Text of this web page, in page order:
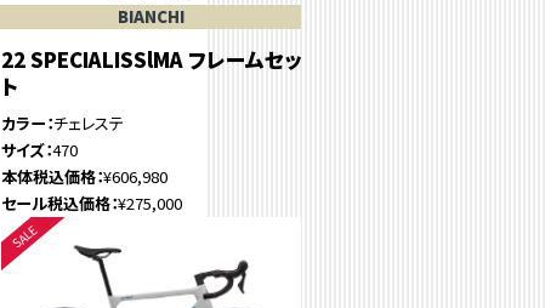
BIANCHI
22 SPECIALISSlMA フレームセッ
ト
カラー チェレステ
サイズ 470
本体税込価格 ¥606,980
セール税込価格 ¥275,000